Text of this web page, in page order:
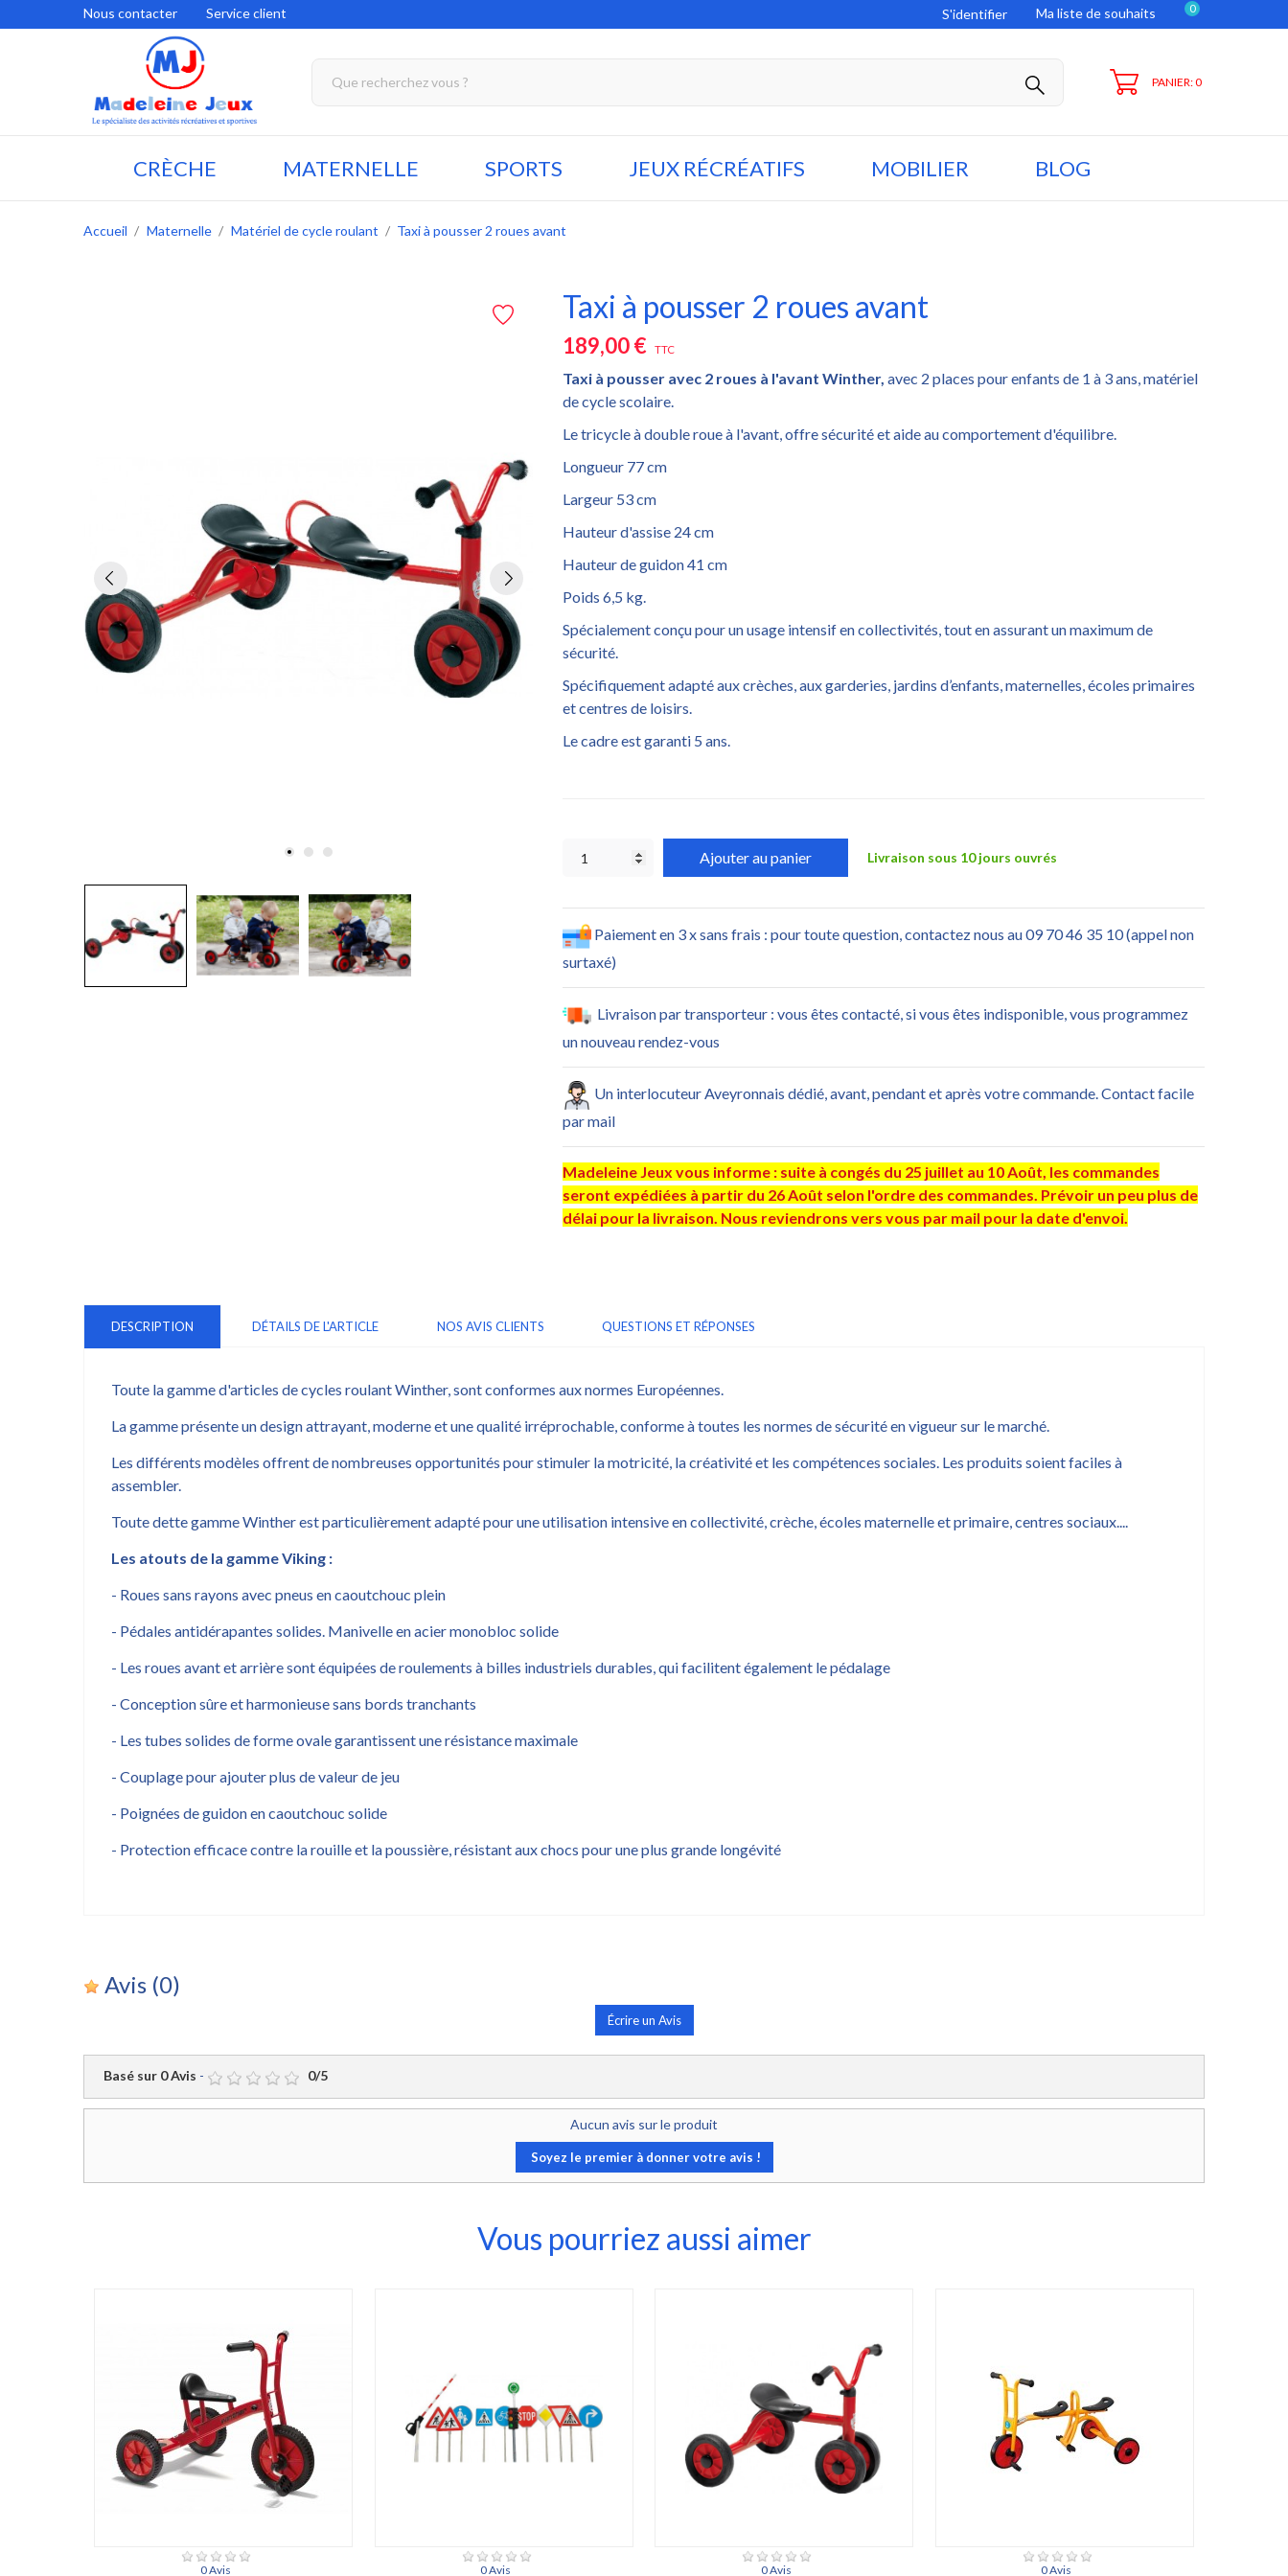
Nous contacter Service client S'identifier Ma liste de souhaits 0
PANIER: 0
CRÈCHE MATERNELLE SPORTS JEUX RÉCRÉATIFS MOBILIER BLOG
Accueil Maternelle Matériel de cycle roulant Taxi à pousser 2 roues avant
Taxi à pousser 2 roues avant
189,00 € TTC
Taxi à pousser avec 2 roues à l'avant Winther, avec 2 places pour enfants de 1 à 3 ans, matériel
de cycle scolaire.
Le tricycle à double roue à l'avant, offre sécurité et aide au comportement d'équilibre.
Longueur 77 cm
Largeur 53 cm
Hauteur d'assise 24 cm
Hauteur de guidon 41 cm
Poids 6,5 kg.
Spécialement conçu pour un usage intensif en collectivités, tout en assurant un maximum de
sécurité.
Spécifiquement adapté aux crèches, aux garderies, jardins d’enfants, maternelles, écoles primaires
et centres de loisirs.
Le cadre est garanti 5 ans.
Ajouter au panier Livraison sous 10 jours ouvrés
Paiement en 3 x sans frais : pour toute question, contactez nous au 09 70 46 35 10 (appel non
surtaxé)
Livraison par transporteur : vous êtes contacté, si vous êtes indisponible, vous programmez
un nouveau rendez-vous
Un interlocuteur Aveyronnais dédié, avant, pendant et après votre commande. Contact facile
par mail
Madeleine Jeux vous informe : suite à congés du 25 juillet au 10 Août, les commandes
seront expédiées à partir du 26 Août selon l'ordre des commandes. Prévoir un peu plus de
délai pour la livraison. Nous reviendrons vers vous par mail pour la date d'envoi.
DESCRIPTION DÉTAILS DE L'ARTICLE NOS AVIS CLIENTS QUESTIONS ET RÉPONSES
Toute la gamme d'articles de cycles roulant Winther, sont conformes aux normes Européennes.
La gamme présente un design attrayant, moderne et une qualité irréprochable, conforme à toutes les normes de sécurité en vigueur sur le marché.
Les différents modèles offrent de nombreuses opportunités pour stimuler la motricité, la créativité et les compétences sociales. Les produits soient faciles à
assembler.
Toute dette gamme Winther est particulièrement adapté pour une utilisation intensive en collectivité, crèche, écoles maternelle et primaire, centres sociaux....
Les atouts de la gamme Viking :
- Roues sans rayons avec pneus en caoutchouc plein
- Pédales antidérapantes solides. Manivelle en acier monobloc solide
- Les roues avant et arrière sont équipées de roulements à billes industriels durables, qui facilitent également le pédalage
- Conception sûre et harmonieuse sans bords tranchants
- Les tubes solides de forme ovale garantissent une résistance maximale
- Couplage pour ajouter plus de valeur de jeu
- Poignées de guidon en caoutchouc solide
- Protection efficace contre la rouille et la poussière, résistant aux chocs pour une plus grande longévité
Avis (0)
Écrire un Avis
Basé sur 0Avis - 0/5
Aucun avis sur le produit
Soyez le premier à donner votre avis !
Vous pourriez aussi aimer
0 Avis 0 Avis 0 Avis 0 Avis